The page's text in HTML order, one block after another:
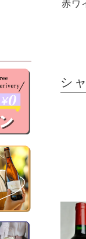
赤ワ
シ